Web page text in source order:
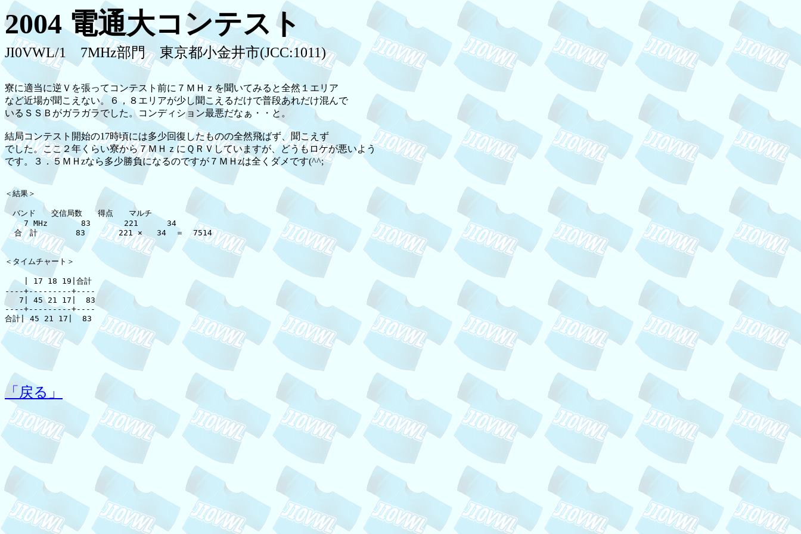
2004 電通大コンテスト
JI0VWL/1 7MHz部門 東京都小金井市(JCC:1011)
寮に適当に逆Ｖを張ってコンテスト前に７ＭＨｚを聞いてみると全然１エリア
など近場が聞こえない。６，８エリアが少し聞こえるだけで普段あれだけ混んで
いるＳＳＢがガラガラでした。コンディション最悪だなぁ・・と。
結局コンテスト開始の17時頃には多少回復したものの全然飛ばず、聞こえず
でした。ここ２年くらい寮から７ＭＨｚにＱＲＶしていますが、どうもロケが悪いよう
です。３．５ＭＨzなら多少勝負になるのですが７ＭＨzは全くダメです(^^;
＜結果＞
バンド　　交信局数　　得点　　マルチ
    7 MHz       83       221      34
  合　計        83       221 ×   34  ＝  7514
＜タイムチャート＞
    | 17 18 19|合計
----+---------+----
   7| 45 21 17|  83
----+---------+----
合計| 45 21 17|  83
「戻る」